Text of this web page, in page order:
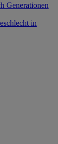
Generationen
in